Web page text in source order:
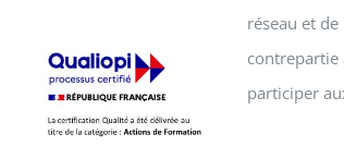
réseau et
contrepartie
participer